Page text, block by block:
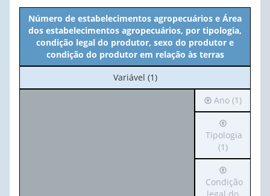
Número de estabelecimentos agropecuários e Área
dos estabelecimentos agropecuários, por tipologia,
condição legal do produtor, sexo do produtor e
condição do produtor em relação às terras
No
cabeçalho:
Variável (1)
Irá
para
cabeçalho
(possui
apenas
valor):
Ano (1)
Irá
para
o
cabeçalho
(possui
apenas
Tipologia
(1)
Irá
para
o
Condição